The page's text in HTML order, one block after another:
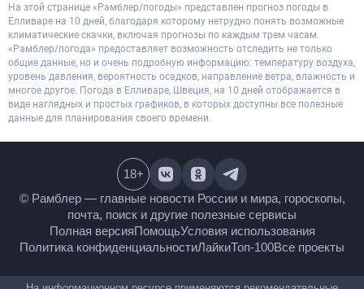
На этой странице «Рамблер/погоды» представлен прогноз погоды в
Елливаре на 10 дней, благодаря которому нетрудно понять возможные
климатические скачки, включая прогнозы по каждым трем часам.
«Рамблер/погода» предоставляет возможность отследить не только
общие данные, но и очень подробную информацию: температуру воздуха,
уровень давления, вероятность осадков, направление ветра, влажность и
многое другое. Погода в Елливаре, Швеция, на 10 дней отображается в
виде наглядных и простых графиков, в которых доступны все полезные
данные для планирования своего времени.
© Рамблер — главные новости России и мира,
гороскопы, почта, поиск и другие полезные сервисы
Полная версияПомощьУсловия использования
Политика конфиденциальностиЛайкиТоп-100
18+